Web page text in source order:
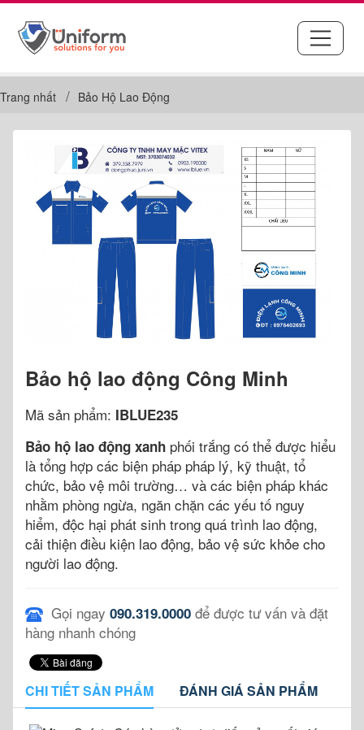
Trang nhất Bảo Hộ Lao Động
Bảo hộ lao động Công Minh
Mã sản phẩm: IBLUE235
Bảo hộ lao động xanh phối trắng có thể được hiểu
là tổng hợp các biện pháp pháp lý, kỹ thuật, tổ
chức, bảo vệ môi trường… và các biện pháp khác
nhằm phòng ngừa, ngăn chặn các yếu tố nguy
hiểm, độc hại phát sinh trong quá trình lao động,
cải thiện điều kiện lao động, bảo vệ sức khỏe cho
người lao động.
Gọi ngay 090.319.0000 để được tư vấn và đặt
hàng nhanh chóng
CHI TIẾT SẢN PHẨM ĐÁNH GIÁ SẢN PHẨM